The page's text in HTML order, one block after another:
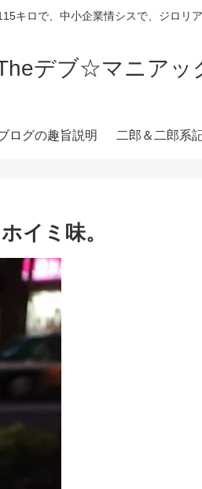
キロで、中小企業情シスで、ジロリ
デブ☆マニアッ
ログの趣旨説明 二郎＆二郎系
イミ味。